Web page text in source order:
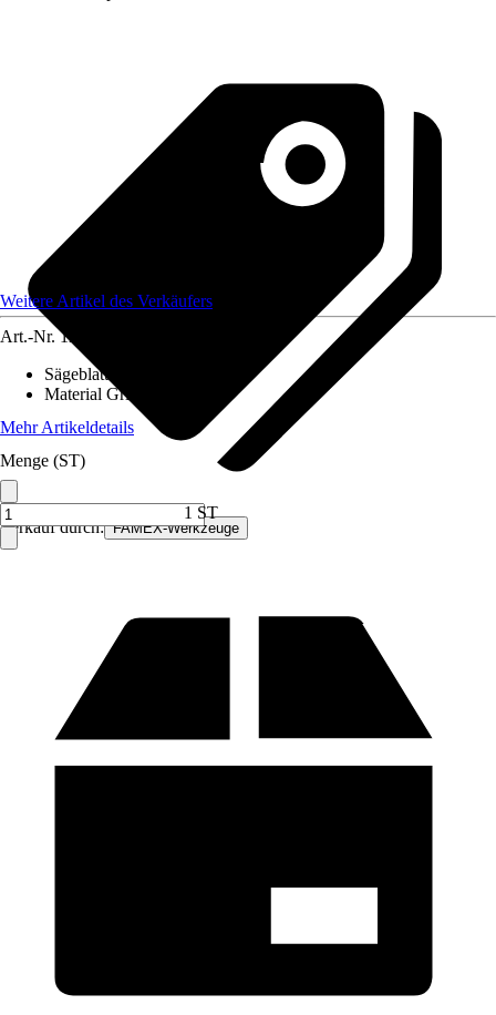
Verkauf durch: FAMEX-Werkzeuge
Weitere Artikel des Verkäufers
Art.-Nr. 12052532
Sägeblattlänge
Material Griff
Mehr Artikeldetails
Menge (ST)
1 ST